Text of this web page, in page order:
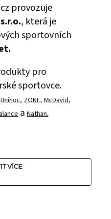
provozuje
, která je
sportovních
pro
sportovce.
Unihoc, ZONE, McDavid,
a Nathan.
VÍCE